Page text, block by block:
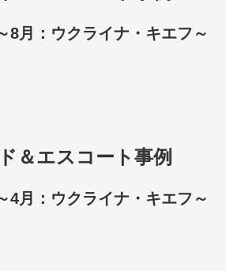
8月：ウクライナ・キエフ～
＆エスコート事例
4月：ウクライナ・キエフ～